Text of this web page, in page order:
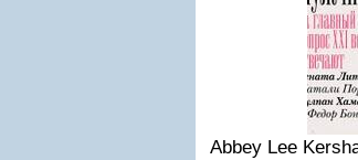
Abbey Lee